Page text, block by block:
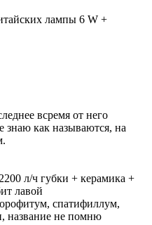
лампы 6 W +
всремя от него
знаю как называются, на
л/ч губки + керамика +
лавой
спатифиллум,
название не помню